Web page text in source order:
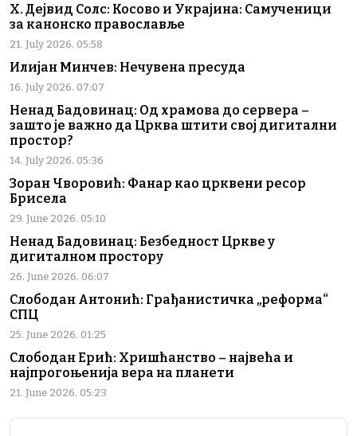
Х. Дејвид Солс: Косово и Украјина: Самученици
за канонско православље
21. July 2026. 05:58
Илијан Минчев: Нечувена пресуда
16. July 2026. 07:07
Ненад Бадовинац: Од храмова до сервера –
зашто је важно да Црква штити свој дигитални
простор?
14. July 2026. 05:36
Зоран Чворовић: Фанар као црквени ресор
Брисела
29. June 2026. 05:10
Ненад Бадовинац: Безбедност Цркве у
дигиталном простору
26. June 2026. 06:07
Слободан Антонић: Грађанистичка „реформа“
СПЦ
25. June 2026. 01:25
Слободан Ерић: Хришћанство – највећа и
најпрогоњенија вера на планети
21. June 2026. 05:23